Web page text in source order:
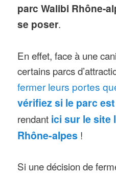
parc Walibi Rhône-
se poser.
En effet, face à une
certains parcs
fermer leurs portes
vérifiez si le parc
rendant ici sur le site
Rhône-alpes !
Si une décision de